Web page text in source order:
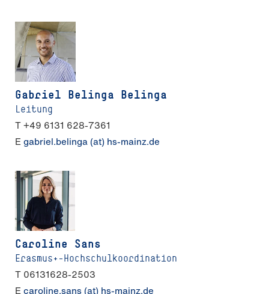
Gabriel Belinga Belinga
Leitung
T +49 6131 628-7361
Egabriel.belinga (at) hs-mainz.de
Caroline Sans
Erasmus+-Hochschulkoordination
T 06131628-2503
Ecaroline.sans (at) hs-mainz.de